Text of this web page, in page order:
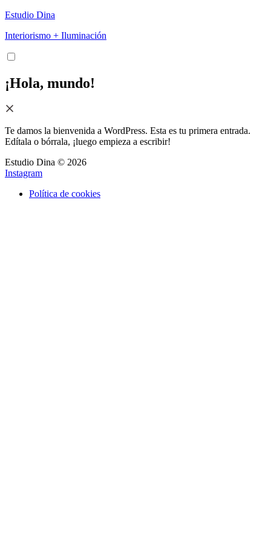
Estudio Dina
Interiorismo + Iluminación
¡Hola, mundo!
Te damos la bienvenida a WordPress. Esta es tu primera entrada.
Edítala o bórrala, ¡luego empieza a escribir!
Estudio Dina © 2026
Instagram
Política de cookies